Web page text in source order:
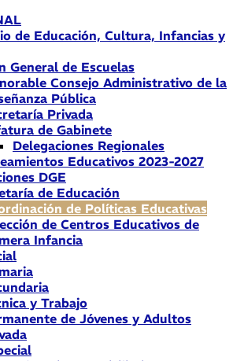
de Educación, Cultura, Infancias y
General de Escuelas
Consejo Administrativo de la
Pública
Privada
de Gabinete
Delegaciones Regionales
Educativos 2023-2027
DGE
de Educación
de Políticas Educativas
de Centros Educativos de
Infancia
y Trabajo
de Jóvenes y Adultos